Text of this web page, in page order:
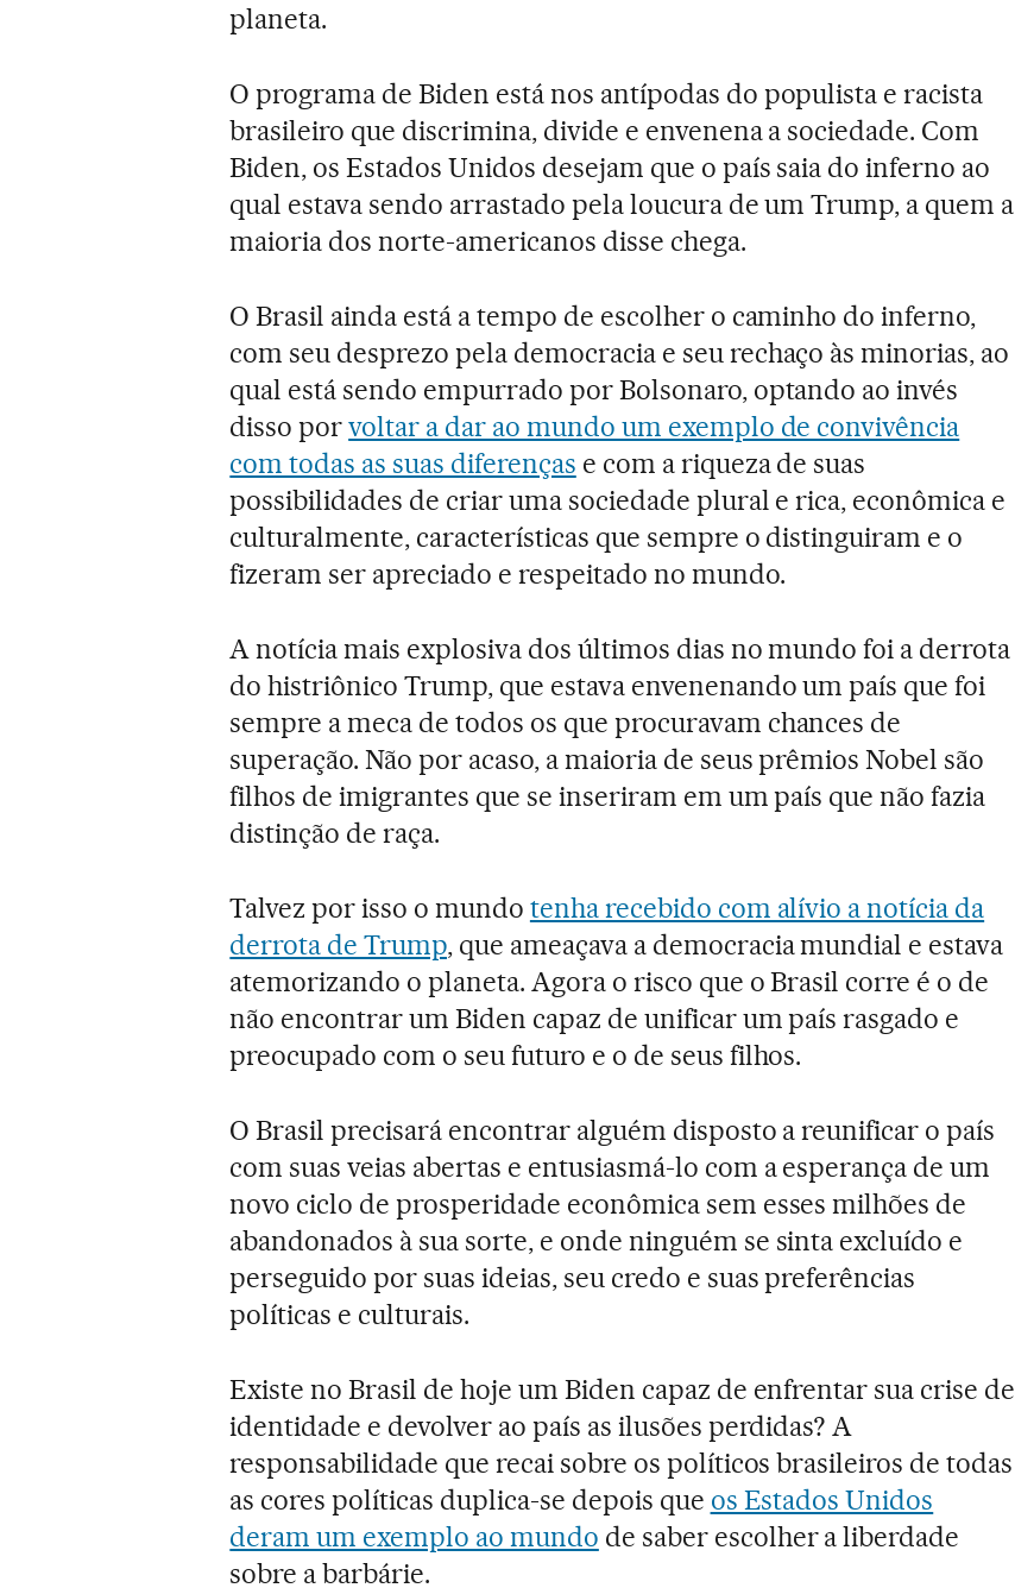
planeta.
O programa de Biden está nos antípodas do populista e racista
brasileiro que discrimina, divide e envenena a sociedade. Com
Biden, os Estados Unidos desejam que o país saia do inferno ao
qual estava sendo arrastado pela loucura de um Trump, a quem a
maioria dos norte-americanos disse chega.
O Brasil ainda está a tempo de escolher o caminho do inferno,
com seu desprezo pela democracia e seu rechaço às minorias, ao
qual está sendo empurrado por Bolsonaro, optando ao invés
disso porvoltar a dar ao mundo um exemplo de convivência
com todas as suas diferenças e com a riqueza de suas
possibilidades de criar uma sociedade plural e rica, econômica e
culturalmente, características que sempre o distinguiram e o
fizeram ser apreciado e respeitado no mundo.
A notícia mais explosiva dos últimos dias no mundo foi a derrota
do histriônico Trump, que estava envenenando um país que foi
sempre a meca de todos os que procuravam chances de
superação. Não por acaso, a maioria de seus prêmios Nobel são
filhos de imigrantes que se inseriram em um país que não fazia
distinção de raça.
Talvez por isso o mundo tenha recebido com alívio a notícia da
derrota de Trump, que ameaçava a democracia mundial e estava
atemorizando o planeta. Agora o risco que o Brasil corre é o de
não encontrar um Biden capaz de unificar um país rasgado e
preocupado com o seu futuro e o de seus filhos.
O Brasil precisará encontrar alguém disposto a reunificar o país
com suas veias abertas e entusiasmá-lo com a esperança de um
novo ciclo de prosperidade econômica sem esses milhões de
abandonados à sua sorte, e onde ninguém se sinta excluído e
perseguido por suas ideias, seu credo e suas preferências
políticas e culturais.
Existe no Brasil de hoje um Biden capaz de enfrentar sua crise de
identidade e devolver ao país as ilusões perdidas? A
responsabilidade que recai sobre os políticos brasileiros de todas
as cores políticas duplica-se depois que os Estados Unidos
deram um exemplo ao mundo de saber escolher a liberdade
sobre a barbárie.